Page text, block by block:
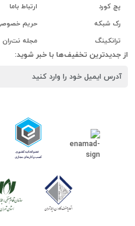
پچ کورد
رک شبکه
ترانکینگ
ارتباط باما
حریم
مجله نت‌ران
از جدیدترین تخفیف‌ها با خبر شوید: